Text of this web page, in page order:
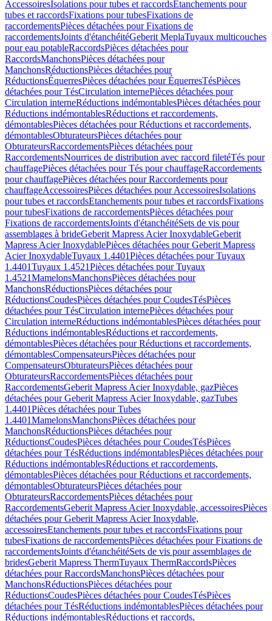
AccessoiresIsolations pour tubes et raccordsEtanchements pour
tubes et raccordsFixations pour tubesFixations de
raccordementsPièces détachées pour Fixations de
raccordementsJoints d'étanchéitéGeberit MeplaTuyaux multicouches
pour eau potableRaccordsPièces détachées pour
RaccordsManchonsPièces détachées pour
ManchonsRéductionsPièces détachées pour
RéductionsÉquerresPièces détachées pour ÉquerresTésPièces
détachées pour TésCirculation internePièces détachées pour
Circulation interneRéductions indémontablesPièces détachées pour
Réductions indémontablesRéductions et raccordements,
démontablesPièces détachées pour Réductions et raccordements,
démontablesObturateursPièces détachées pour
ObturateursRaccordementsPièces détachées pour
RaccordementsNourrices de distribution avec raccord filetéTés pour
chauffagePièces détachées pour Tés pour chauffageRaccordements
pour chauffagePièces détachées pour Raccordements pour
chauffageAccessoiresPièces détachées pour AccessoiresIsolations
pour tubes et raccordsEtanchements pour tubes et raccordsFixations
pour tubesFixations de raccordementsPièces détachées pour
Fixations de raccordementsJoints d'étanchéitéSets de vis pour
assemblages à brideGeberit Mapress Acier InoxydableGeberit
Mapress Acier InoxydablePièces détachées pour Geberit Mapress
Acier InoxydableTuyaux 1.4401Pièces détachées pour Tuyaux
1.4401Tuyaux 1.4521Pièces détachées pour Tuyaux
1.4521MamelonsManchonsPièces détachées pour
ManchonsRéductionsPièces détachées pour
RéductionsCoudesPièces détachées pour CoudesTésPièces
détachées pour TésCirculation internePièces détachées pour
Circulation interneRéductions indémontablesPièces détachées pour
Réductions indémontablesRéductions et raccordements,
démontablesPièces détachées pour Réductions et raccordements,
démontablesCompensateursPièces détachées pour
CompensateursObturateursPièces détachées pour
ObturateursRaccordementsPièces détachées pour
RaccordementsGeberit Mapress Acier Inoxydable, gazPièces
détachées pour Geberit Mapress Acier Inoxydable, gazTubes
1.4401Pièces détachées pour Tubes
1.4401MamelonsManchonsPièces détachées pour
ManchonsRéductionsPièces détachées pour
RéductionsCoudesPièces détachées pour CoudesTésPièces
détachées pour TésRéductions indémontablesPièces détachées pour
Réductions indémontablesRéductions et raccordements,
démontablesPièces détachées pour Réductions et raccordements,
démontablesObturateursPièces détachées pour
ObturateursRaccordementsPièces détachées pour
RaccordementsGeberit Mapress Acier Inoxydable, accessoiresPièces
détachées pour Geberit Mapress Acier Inoxydable,
accessoiresEtanchements pour tubes et raccordsFixations pour
tubesFixations de raccordementsPièces détachées pour Fixations de
raccordementsJoints d'étanchéitéSets de vis pour assemblages de
bridesGeberit Mapress ThermTuyaux ThermRaccordsPièces
détachées pour RaccordsManchonsPièces détachées pour
ManchonsRéductionsPièces détachées pour
RéductionsCoudesPièces détachées pour CoudesTésPièces
détachées pour TésRéductions indémontablesPièces détachées pour
Réductions indémontablesRéductions et raccords,